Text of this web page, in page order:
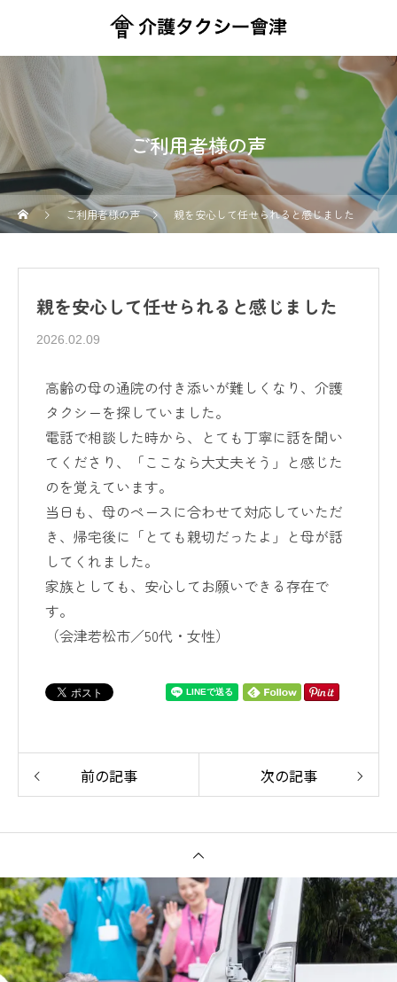
ご利用者様の声
ご利用者様の声 親を安心して任せられると感じました
親を安心して任せられると感じました
2026.02.09
高齢の母の通院の付き添いが難しくなり、介護
タクシーを探していました。
電話で相談した時から、とても丁寧に話を聞い
てくださり、「ここなら大丈夫そう」と感じた
のを覚えています。
当日も、母のペースに合わせて対応していただ
き、帰宅後に「とても親切だったよ」と母が話
してくれました。
家族としても、安心してお願いできる存在で
す。
（会津若松市／50代・女性）
前の記事 次の記事